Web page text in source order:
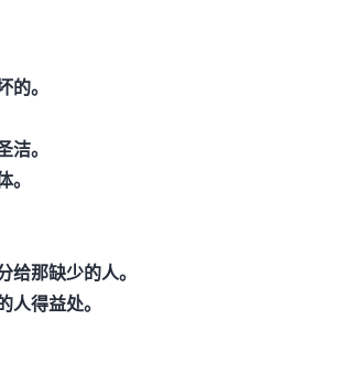
的。
洁。
。
给那缺少的人。
人得益处。